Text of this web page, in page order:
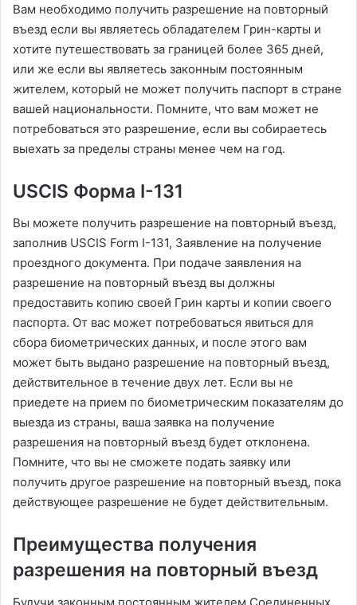
Вам необходимо получить разрешение на повторный
въезд если вы являетесь обладателем Грин-карты и
хотите путешествовать за границей более 365 дней,
или же если вы являетесь законным постоянным
жителем, который не может получить паспорт в стране
вашей национальности. Помните, что вам может не
потребоваться это разрешение, если вы собираетесь
выехать за пределы страны менее чем на год.
USCIS Форма I-131
Вы можете получить разрешение на повторный въезд,
заполнив USCIS Form I-131, Заявление на получение
проездного документа. При подаче заявления на
разрешение на повторный въезд вы должны
предоставить копию своей Грин карты и копии своего
паспорта. От вас может потребоваться явиться для
сбора биометрических данных, и после этого вам
может быть выдано разрешение на повторный въезд,
действительное в течение двух лет. Если вы не
приедете на прием по биометрическим показателям до
выезда из страны, ваша заявка на получение
разрешения на повторный въезд будет отклонена.
Помните, что вы не сможете подать заявку или
получить другое разрешение на повторный въезд, пока
действующее разрешение не будет действительным.
Преимущества получения
разрешения на повторный въезд